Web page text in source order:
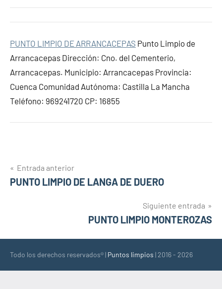
PUNTO LIMPIO DE ARRANCACEPAS Punto Limpio de
Arrancacepas Dirección: Cno. del Cementerio,
Arrancacepas. Municipio: Arrancacepas Provincia:
Cuenca Comunidad Autónoma: Castilla La Mancha
Teléfono: 969241720 CP: 16855
Navegación
de
Entrada anterior
PUNTO LIMPIO DE LANGA DE DUERO
Siguiente entrada
PUNTO LIMPIO MONTEROZAS
Todo los derechos reservados® | Puntos limpios | 2016 - 2026